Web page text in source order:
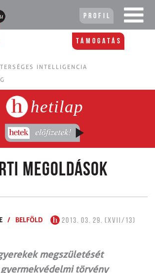
Profil
Támogatás
INTELLIGENCIA
hetilap
megoldások
/ BELFÖLD
2013. 03. 29. (XVII/13)
megszületését
törvény